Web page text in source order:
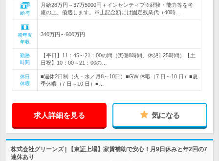
給与
月給28万円～37万5000円＋インセンティブ※経験・能力等を考
慮の上、優遇します。※上記金額には固定残業代（40時…
初年度
年収
340万円～600万円
勤務
時間
【平日】11：45～21：00の間（実働8時間、休憩1.25時間）【土
日祝】10：00～21：00の…
休日
休暇
■週休2日制（火・水／月8～10日）■GW 休暇（7 日～10 日）■夏
季休暇（7 日～10 日）■…
求人詳細を見る 気になる
株式会社グリーンズ | 【東証上場】家賃補助で安心！月9日休みと年2回の7
連休あり